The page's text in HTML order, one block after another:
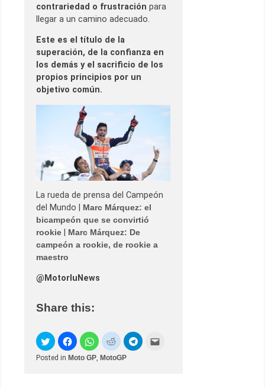
contrariedad o frustración para
llegar a un camino adecuado.
Este es el título de la
superación, de la confianza en
los demás y el sacrificio de los
propios principios por un
objetivo común.
La rueda de prensa del Campeón
del Mundo | Marc Márquez: el
bicampeón que se convirtió
rookie
Marc Márquez: De
campeón a rookie, de rookie a
maestro
@MotorluNews
Share this:
Posted in Moto GP, MotoGP